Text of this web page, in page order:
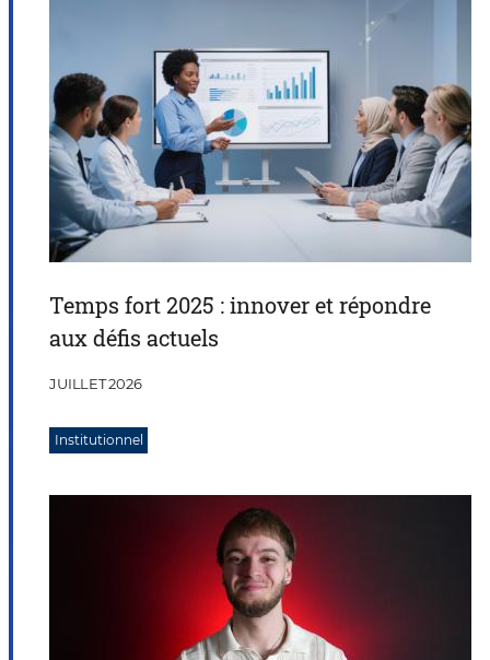
Temps fort 2025 : innover et répondre
aux défis actuels
JUILLET 2026
Institutionnel